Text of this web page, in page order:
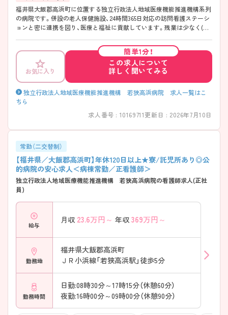
福井県大飯郡高浜町に位置する独立行政法人地域医療機能推進機構系列
の病院です。併設の老人保健施設、24時間365日対応の訪問看護ステーシ
ョンと密に連携を図り、医療と福祉に貢献しています。残業は少なく(療
があります。教育の面では、プリセプターシップ、集合研修、フォローア
ップ研修など充実した教育環境が整っています。JR小浜線の最寄り駅よ
り徒歩圏内、マイカー通勤も可能ですので通勤に便利です。 ご興味ある
方には、面接対策ポイントなど、さらに詳細をお話しいたしますのでお気
軽にご相談ください。
お気に入り
簡単1分！
この求人について
詳しく聞いてみる
独立行政法人地域医療機能推進機構 若狭高浜病院 求人一覧はこ
ちら
求人番号 : 10169711更新日 : 2026年7月10日
常勤（二交替制）
【福井県／大飯郡高浜町】年休120日以上★寮/託児所あり◎公
的病院の安心求人＜病棟常勤／正看護師＞
独立行政法人地域医療機能推進機構 若狭高浜病院の看護師求人(正社
員)
給与
月収 23.6万円～ 年収 369万円～
勤務地
福井県大飯郡高浜町
ＪＲ小浜線「若狭高浜駅」徒歩5分
勤務時間
日勤:08時30分～17時15分（休憩60分）
夜勤:16時00分～09時00分（休憩90分）